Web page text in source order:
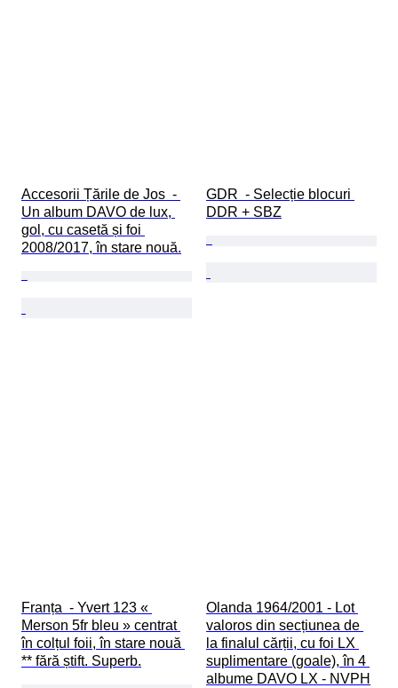
Accesorii Țările de Jos  -
Un album DAVO de lux,
gol, cu casetă și foi
2008/2017, în stare nouă.
GDR  - Selecție blocuri
DDR + SBZ
Franța  - Yvert 123 «
Merson 5fr bleu » centrat
în colțul foii, în stare nouă
** fără știft. Superb.
Olanda 1964/2001 - Lot
valoros din secțiunea de
la finalul cărții, cu foi LX
suplimentare (goale), în 4
albume DAVO LX - NVPH